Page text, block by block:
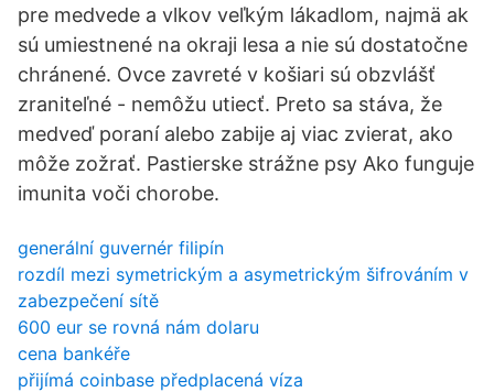
pre medvede a vlkov veľkým lákadlom, najmä ak
sú umiestnené na okraji lesa a nie sú dostatočne
chránené. Ovce zavreté v košiari sú obzvlášť
zraniteľné - nemôžu utiecť. Preto sa stáva, že
medveď poraní alebo zabije aj viac zvierat, ako
môže zožrať. Pastierske strážne psy Ako funguje
imunita voči chorobe.
generální guvernér filipín
rozdíl mezi symetrickým a asymetrickým šifrováním v
zabezpečení sítě
600 eur se rovná nám dolaru
cena bankéře
přijímá coinbase předplacená víza